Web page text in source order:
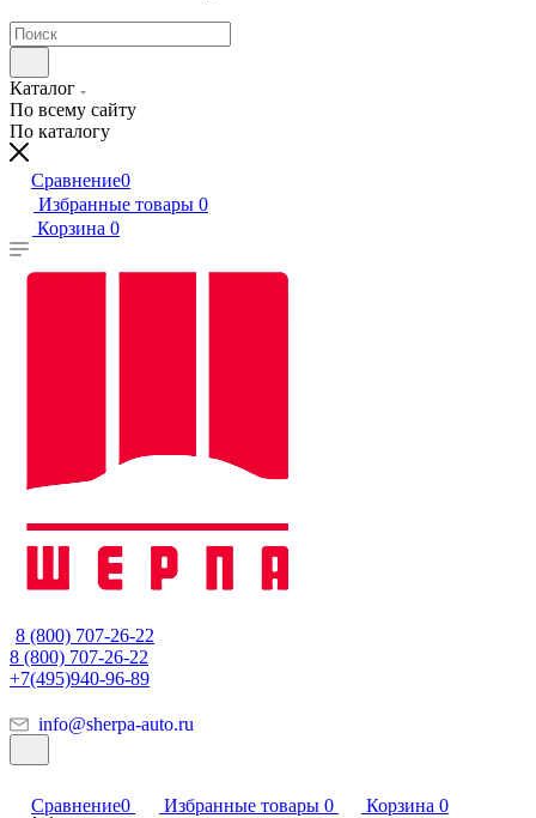
Каталог
По всему сайту
По каталогу
Сравнение0
Избранные товары 0
Корзина 0
8 (800) 707-26-22
8 (800) 707-26-22
+7(495)940-96-89
info@sherpa-auto.ru
Сравнение0 Избранные товары 0 Корзина 0